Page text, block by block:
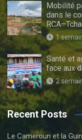
Mobilité
dans le
1
Santé et
face aux
2
Recent Posts
Le Cameroun et la